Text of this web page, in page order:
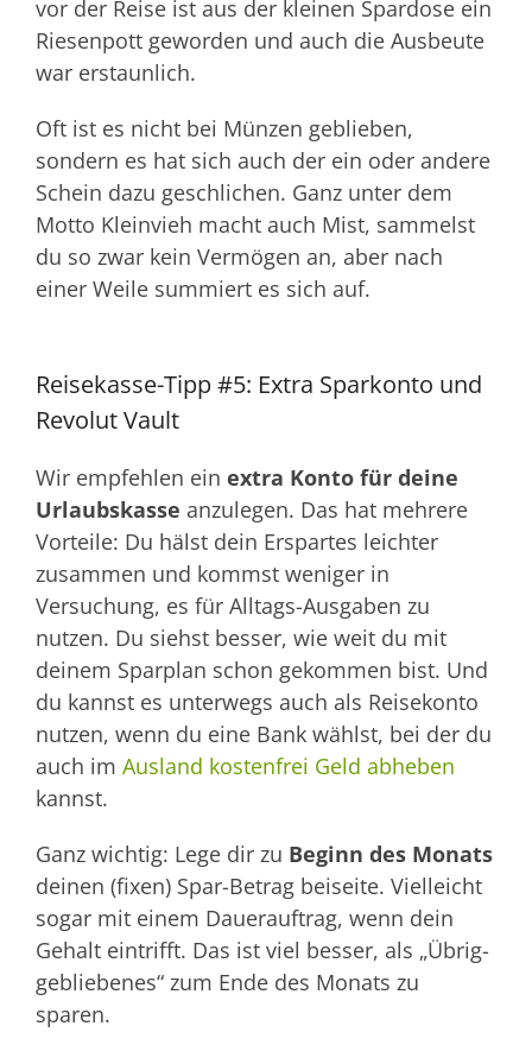
vor der Reise ist aus der kleinen Spardose ein
Riesenpott geworden und auch die Ausbeute
war erstaunlich.
Oft ist es nicht bei Münzen geblieben,
sondern es hat sich auch der ein oder andere
Schein dazu geschlichen. Ganz unter dem
Motto Kleinvieh macht auch Mist, sammelst
du so zwar kein Vermögen an, aber nach
einer Weile summiert es sich auf.
Reisekasse-Tipp #5: Extra Sparkonto und
Revolut Vault
Wir empfehlen ein extra Konto für deine
Urlaubskasse anzulegen. Das hat mehrere
Vorteile: Du hälst dein Erspartes leichter
zusammen und kommst weniger in
Versuchung, es für Alltags-Ausgaben zu
nutzen. Du siehst besser, wie weit du mit
deinem Sparplan schon gekommen bist. Und
du kannst es unterwegs auch als Reisekonto
nutzen, wenn du eine Bank wählst, bei der du
auch im Ausland kostenfrei Geld abheben
kannst.
Ganz wichtig: Lege dir zu Beginn des Monats
deinen (fixen) Spar-Betrag beiseite. Vielleicht
sogar mit einem Dauerauftrag, wenn dein
Gehalt eintrifft. Das ist viel besser, als „Übrig-
gebliebenes“ zum Ende des Monats zu
sparen.